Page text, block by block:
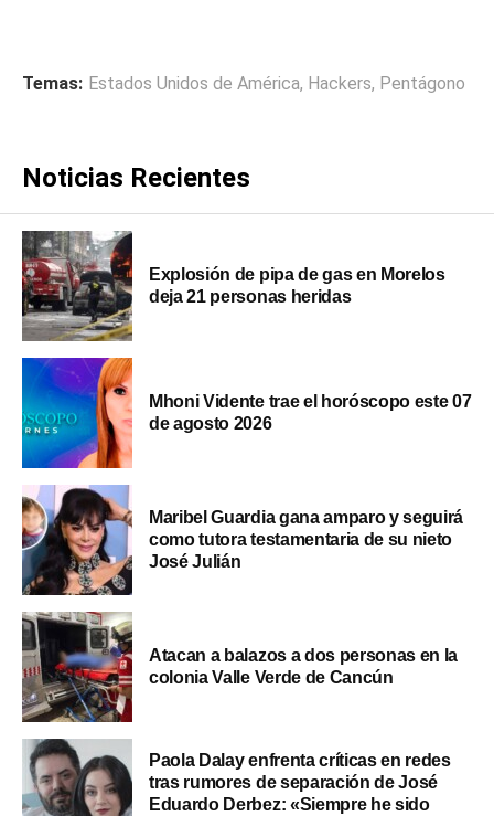
Temas: Estados Unidos de América, Hackers, Pentágono
Noticias Recientes
Explosión de pipa de gas en Morelos
deja 21 personas heridas
Mhoni Vidente trae el horóscopo este 07
de agosto 2026
Maribel Guardia gana amparo y seguirá
como tutora testamentaria de su nieto
José Julián
Atacan a balazos a dos personas en la
colonia Valle Verde de Cancún
Paola Dalay enfrenta críticas en redes
tras rumores de separación de José
Eduardo Derbez: «Siempre he sido